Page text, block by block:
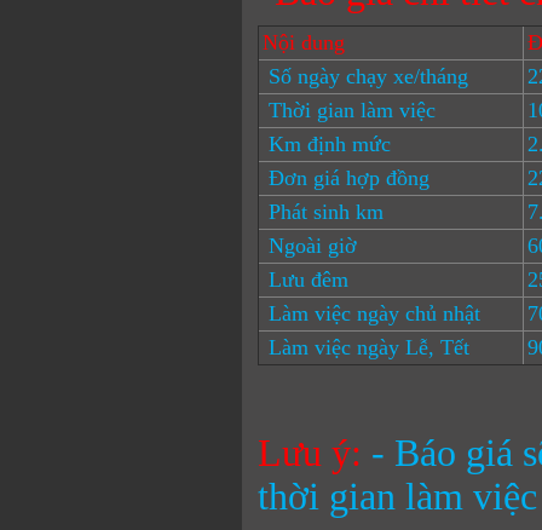
Nội dung
Số ngày chạy xe/tháng
Thời gian làm việc
Km định mức
Đơn giá hợp đồng
Phát sinh km
Ngoài giờ
Lưu đêm
Làm việc ngày chủ nhật
Làm việc ngày Lễ, Tết
Lưu ý: - Báo giá
thời gian làm